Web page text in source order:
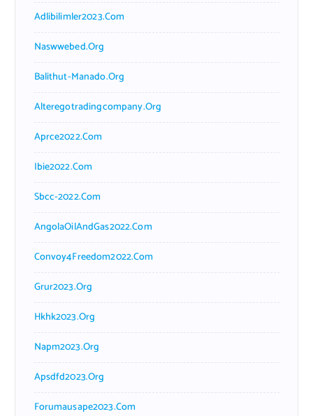
Adlibilimler2023.com
Naswwebed.org
Balithut-Manado.org
Alteregotradingcompany.org
Aprce2022.com
Ibie2022.com
Sbcc-2022.com
AngolaOilAndGas2022.com
Convoy4Freedom2022.com
Grur2023.org
Hkhk2023.org
Napm2023.org
Apsdfd2023.org
Forumausape2023.com